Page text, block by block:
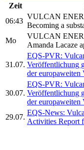
Zeit
06:43
VULCAN
Becoming a
Mo
VULCAN
Amanda Lacaze
31.07.
EQS-PVR:
Veröffentlichung
der europaweiten
30.07.
EQS-PVR:
Veröffentlichung
der europaweiten
29.07.
EQS-News:
Activities Report